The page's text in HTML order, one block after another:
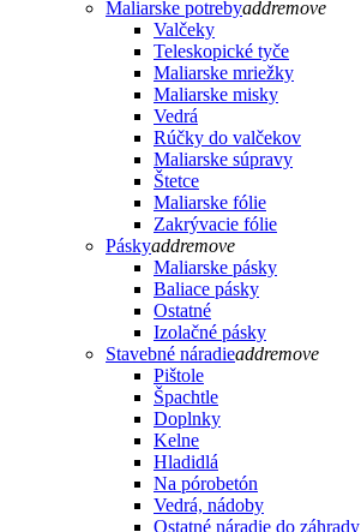
Maliarske potrebyaddremove
Valčeky
Teleskopické tyče
Maliarske mriežky
Maliarske misky
Vedrá
Rúčky do valčekov
Maliarske súpravy
Štetce
Maliarske fólie
Zakrývacie fólie
Páskyaddremove
Maliarske pásky
Baliace pásky
Ostatné
Izolačné pásky
Stavebné náradieaddremove
Pištole
Špachtle
Doplnky
Kelne
Hladidlá
Na pórobetón
Vedrá, nádoby
Ostatné náradie do záhrady